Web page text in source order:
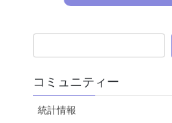
コミュニティー
統計情報